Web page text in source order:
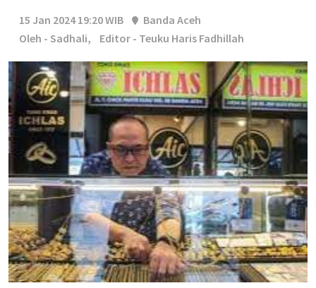
15 Jan 2024 19:20 WIB
Banda Aceh
Oleh - Sadhali,
Editor - Teuku Haris Fadhillah